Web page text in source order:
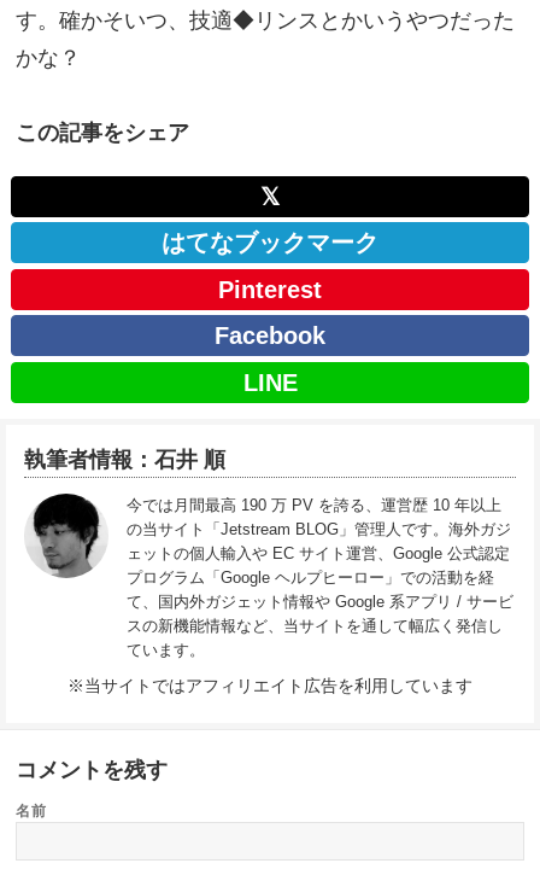
す。確かそいつ、技適◆リンスとかいうやつだった
かな？
この記事をシェア
𝕏
はてなブックマーク
Pinterest
Facebook
LINE
執筆者情報：石井 順
今では月間最高 190 万 PV を誇る、運営歴 10 年以上
の当サイト「Jetstream BLOG」管理人です。海外ガジ
ェットの個人輸入や EC サイト運営、Google 公式認定
プログラム「Google ヘルプヒーロー」での活動を経
て、国内外ガジェット情報や Google 系アプリ / サービ
スの新機能情報など、当サイトを通して幅広く発信し
ています。
※当サイトではアフィリエイト広告を利用しています
コメントを残す
名前